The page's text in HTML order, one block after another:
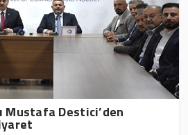
Mustafa Destici’den